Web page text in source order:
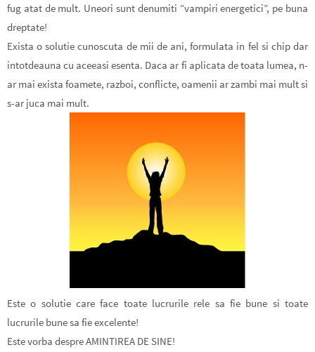
fug atat de mult. Uneori sunt denumiti “vampiri energetici”, pe buna
dreptate!
Exista o solutie cunoscuta de mii de ani, formulata in fel si chip dar
intotdeauna cu aceeasi esenta. Daca ar fi aplicata de toata lumea, n-
ar mai exista foamete, razboi, conflicte, oamenii ar zambi mai mult si
s-ar juca mai mult.
Este o solutie care face toate lucrurile rele sa fie bune si toate
lucrurile bune sa fie excelente!
Este vorba despreAMINTIREA DE SINE!